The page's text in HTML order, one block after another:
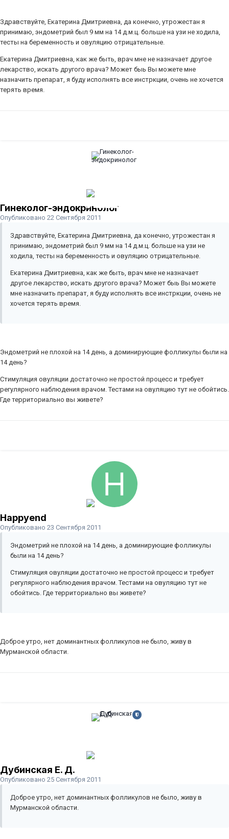
Здравствуйте, Екатерина Дмитриевна, да конечно, утрожестан я
принимаю, эндометрий был 9 мм на 14 д.м.ц. больше на узи не ходила,
тесты на беременность и овуляцию отрицательные.
Екатерина Дмитриевна, как же быть, врач мне не назначает другое
лекарство, искать другого врача? Может быь Вы можете мне
назначить препарат, я буду исполнять все инстркции, очень не хочется
терять время.
Гинеколог-эндокринолог
Опубликовано 22 Сентября 2011
Здравствуйте, Екатерина Дмитриевна, да конечно, утрожестан я
принимаю, эндометрий был 9 мм на 14 д.м.ц. больше на узи не
ходила, тесты на беременность и овуляцию отрицательные.
Екатерина Дмитриевна, как же быть, врач мне не назначает
другое лекарство, искать другого врача? Может быь Вы можете
мне назначить препарат, я буду исполнять все инстркции, очень не
хочется терять время.
Эндометрий не плохой на 14 день, а доминирующие фолликулы были на
14 день?
Стимуляция овуляции достаточно не простой процесс и требует
регулярного наблюдения врачом. Тестами на овуляцию тут не обойтись.
Где территориально вы живете?
Happyend
Опубликовано 23 Сентября 2011
Эндометрий не плохой на 14 день, а доминирующие фолликулы
были на 14 день?
Стимуляция овуляции достаточно не простой процесс и требует
регулярного наблюдения врачом. Тестами на овуляцию тут не
обойтись. Где территориально вы живете?
Доброе утро, нет доминантных фолликулов не было, живу в
Мурманской области.
Дубинская Е. Д.
Опубликовано 25 Сентября 2011
Доброе утро, нет доминантных фолликулов не было, живу в
Мурманской области.